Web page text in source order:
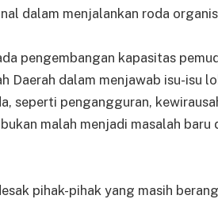
dalam menjalankan roda
pengembangan kapasitas
Daerah dalam menjawab isu-isu
seperti pengangguran,
malah menjadi masalah
pihak-pihak yang masih